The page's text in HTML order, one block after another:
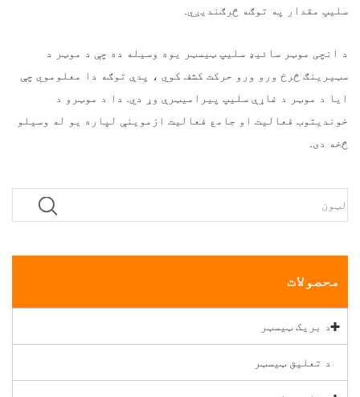
سلیپ مقدار په توګه څرګندیږي.
د انچی موټر سائیډ سلیپ ټیسټر یوه وسیله ده چې د موټر د
سټیرینګ څرخ ورو ورو حرکت کشف کوي ، پدې توګه دا معلوموي چې
ایا د موټر د غاړې سلیپ پیرامیټرې وړ دي. دا د موټرو د
خوندیتوب فعالیت او جامع فعالیت ازموینې لپاره یو له وسیلو
څخه دی.
محصولات
د بریک ټیسټر
د تعلیق ټیسټر